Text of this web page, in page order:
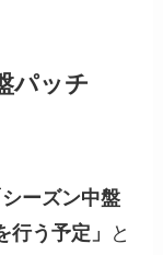
パッチ
ーズン中盤
う予定」
と